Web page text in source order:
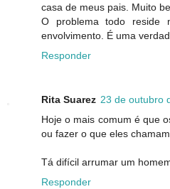
casa de meus pais. Muito
O problema todo reside
envolvimento. É uma
Responder
Rita Suarez 23 de outubro
Hoje o mais comum é que
ou fazer o que eles
Tá difícil arrumar um
Responder